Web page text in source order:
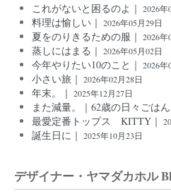
これがないと困るのよ｜ 2026年
料理は愉しい｜ 2026年05月29日
夏をのりきるための服｜ 2026年
蒸しにはまる｜ 2026年05月02日
今年やりたい10のこと｜ 2026年
小さい旅｜ 2026年02月28日
年末。｜ 2025年12月27日
また減量。｜62歳の日々ごはん
最愛定番トップス KITTY｜
誕生日に｜ 2025年10月23日
デザイナー・ヤマダカホル